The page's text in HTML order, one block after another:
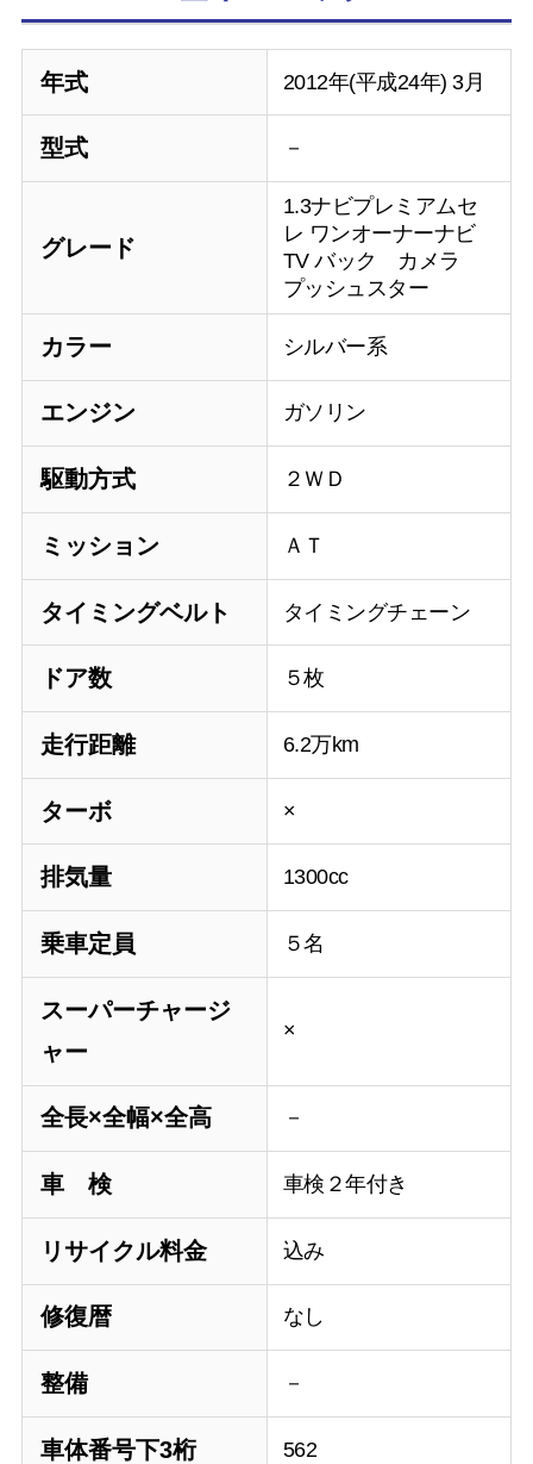
年式 2012年(平成24年) 3月
型式 －
グレード
1.3ナビプレミアムセ
レ ワンオーナーナビ
TV バック カメラ
プッシュスター
カラー シルバー系
エンジン ガソリン
駆動方式 ２ＷＤ
ミッション ＡＴ
タイミングベルト タイミングチェーン
ドア数 ５枚
走行距離 6.2万km
ターボ ×
排気量 1300cc
乗車定員 ５名
スーパーチャージ
ャー
×
全長×全幅×全高 －
車 検 車検２年付き
リサイクル料金 込み
修復暦 なし
整備 －
車体番号下3桁 562